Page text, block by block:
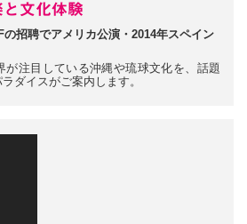
文化体験
招聘でアメリカ公演・2014年スペイン
が注目している沖縄や琉球文化を、話題
ダイスがご案内します。